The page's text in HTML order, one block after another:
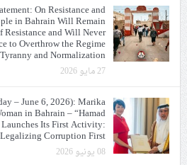
On Resistance and
in Bahrain Will Remain
Resistance and Will Never
to Overthrow the Regime
and Normalization
27 مايو 2026
– June 6, 2026): Marika
in Bahrain – “Hamad
Its First Activity:
Legalizing Corruption First
08 يونيو 2026